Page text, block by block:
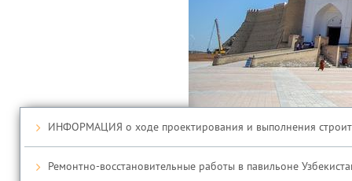
ИНФОРМАЦИЯ о ходе проектирования и выполнения
Ремонтно-восстановительные работы в павильоне